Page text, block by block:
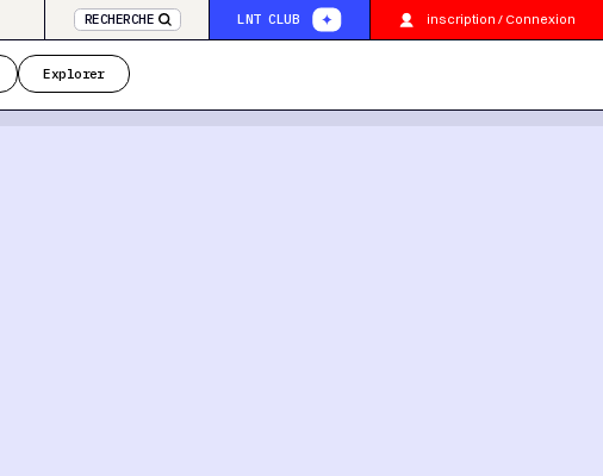
RECHERCHE LNT CLUB inscription / Connexion
Explorer